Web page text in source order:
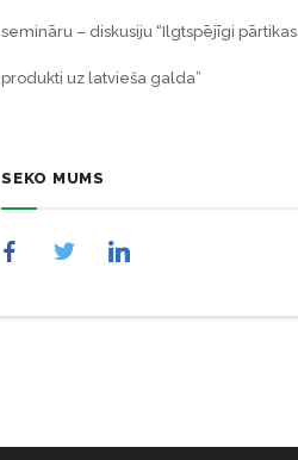
semināru – diskusiju “Ilgtspējīgi pārtikas
produkti uz latvieša galda”
SEKO MUMS